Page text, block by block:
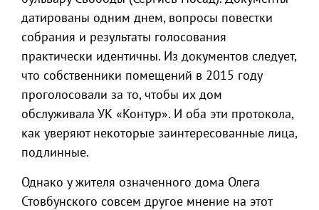
датированы одним днем, вопросы повестки
собрания и результаты голосования
практически идентичны. Из документов следует,
что собственники помещений в 2015 году
проголосовали за то, чтобы их дом
обслуживала УК «Контур». И оба эти протокола,
как уверяют некоторые заинтересованные лица,
подлинные.
Однако у жителя означенного дома Олега
Стовбунского совсем другое мнение на этот